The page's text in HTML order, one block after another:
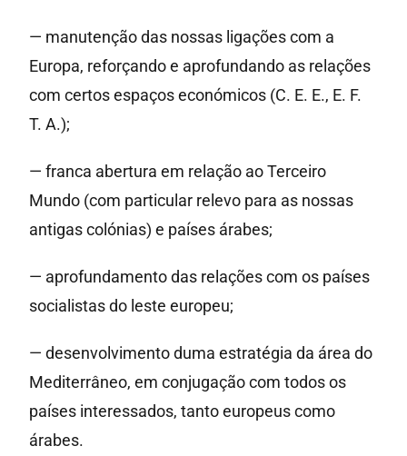
— manutenção das nossas ligações com a
Europa, reforçando e aprofundando as relações
com certos espaços económicos (C. E. E., E. F.
T. A.);
— franca abertura em relação ao Terceiro
Mundo (com particular relevo para as nossas
antigas colónias) e países árabes;
— aprofundamento das relações com os países
socialistas do leste europeu;
— desenvolvimento duma estratégia da área do
Mediterrâneo, em conjugação com todos os
países interessados, tanto europeus como
árabes.